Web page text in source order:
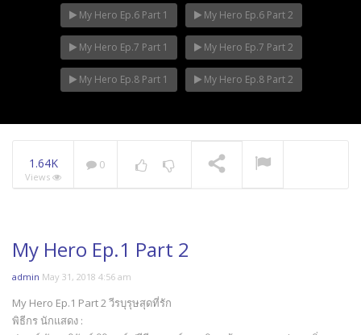
My Hero Ep.6 Part 1 My Hero Ep.6 Part 2
My Hero Ep.7 Part 1 My Hero Ep.7 Part 2
My Hero Ep.8 Part 1 My Hero Ep.8 Part 2
1.64K
Views
0
My Hero Ep.1 Part 2
admin May 31, 2018 4:56 am
My Hero Ep.1 Part 2 วีรบุรุษสุดที่รัก
พิธีกร นักแสดง :